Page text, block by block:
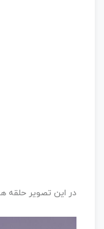
در این تصویر حلقه